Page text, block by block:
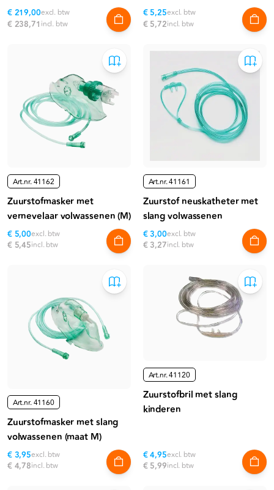
€ 219,00excl. btw
€ 238,71 incl. btw
€ 5,25excl. btw
€ 5,72incl. btw
Art.nr.41162
Zuurstofmasker met
vernevelaar volwassenen (M)
€ 5,00excl. btw
€ 5,45incl. btw
Art.nr.41161
Zuurstof neuskatheter met
slang volwassenen
€ 3,00excl. btw
€ 3,27incl. btw
Art.nr.41160
Zuurstofmasker met slang
volwassenen (maat M)
€ 3,95excl. btw
€ 4,78incl. btw
Art.nr.41120
Zuurstofbril met slang
kinderen
€ 4,95excl. btw
€ 5,99incl. btw